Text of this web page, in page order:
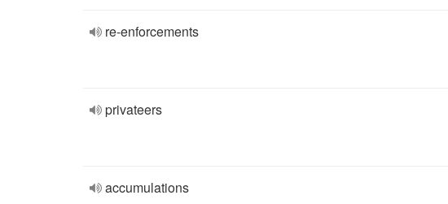
re-enforcements
privateers
accumulations